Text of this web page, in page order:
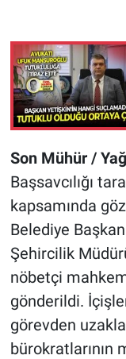
Son Mühür /
Başsavcılığı
kapsamında
Belediye
Şehircilik
nöbetçi
gönderildi.
görevden
bürokratlarının